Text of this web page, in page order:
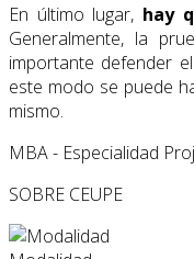
En último lugar, hay
Generalmente, la
importante defender
este modo se puede
mismo.
MBA - Especialidad
SOBRE CEUPE